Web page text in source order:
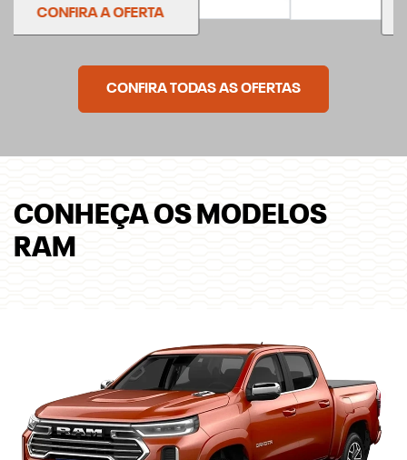
CONFIRA A OFERTA
CONFIRA TODAS AS OFERTAS
CONHEÇA OS MODELOS
RAM